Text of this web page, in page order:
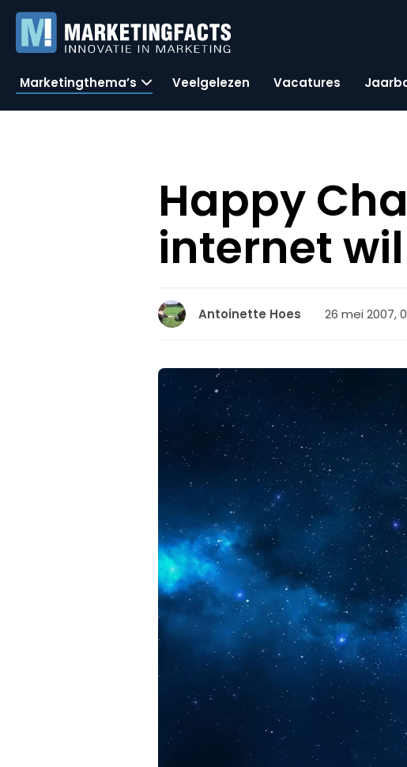
Marketingthema’s Veelgelezen Vacatures
Happy
internet
Antoinette Hoes 26 mei 2007,